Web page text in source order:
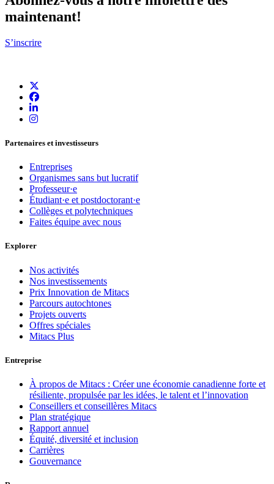
maintenant!
S’inscrire
Partenaires et investisseurs
Entreprises
Organismes sans but lucratif
Professeur·e
Étudiant·e et postdoctorant·e
Collèges et polytechniques
Faites équipe avec nous
Explorer
Nos activités
Nos investissements
Prix Innovation de Mitacs
Parcours autochtones
Projets ouverts
Offres spéciales
Mitacs Plus
Entreprise
À propos de Mitacs : Créer une économie canadienne forte et
résiliente, propulsée par les idées, le talent et l’innovation
Conseillers et conseillères Mitacs
Plan stratégique
Rapport annuel
Équité, diversité et inclusion
Carrières
Gouvernance